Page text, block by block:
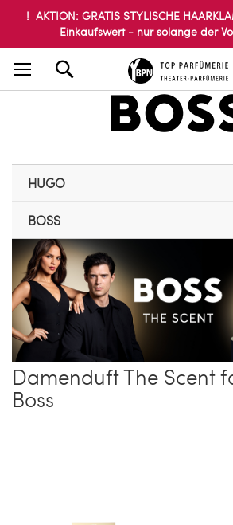
! AKTION: GRATIS STYLISCHE
Einkaufswert - nur solange der
HUGO
BOSS
Damenduft The Scent
Boss